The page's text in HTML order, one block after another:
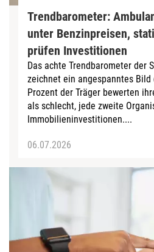
Trendbarometer:
unter Benzinpreisen,
prüfen Investitionen
Das achte Trendbarometer der
zeichnet ein angespanntes
Prozent der Träger bewerten
als schlecht, jede zweite
Immobilieninvestitionen....
06.07.2026